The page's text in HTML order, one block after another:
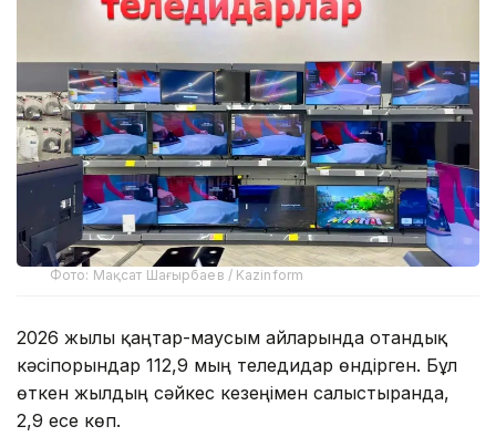
Фото: Мақсат Шағырбаев / Kazinform
2026 жылы қаңтар-маусым айларында отандық
кәсіпорындар 112,9 мың теледидар өндірген. Бұл
өткен жылдың сәйкес кезеңімен салыстырғанда,
2,9 есе көп.